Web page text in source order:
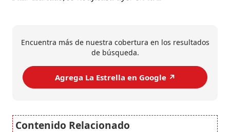
Encuentra más de nuestra cobertura en los resultados
de búsqueda.
Agrega La Estrella en Google ↗️